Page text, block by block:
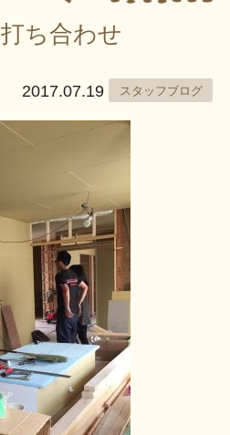
ち合わせ
2017.07.19 スタッフブログ